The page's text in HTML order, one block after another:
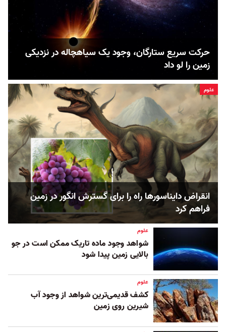
حرکت سریع ستارگان، وجود یک سیاهچاله در نزدیکی
زمین را لو داد
علوم
انقراض دایناسورها راه را برای گسترش انگور در زمین
فراهم کرد
علوم
شواهد وجود ماده تاریک ممکن است در جو
بالایی زمین پیدا شود
علوم
کشف قدیمی‌ترین شواهد از وجود آب
شیرین روی زمین